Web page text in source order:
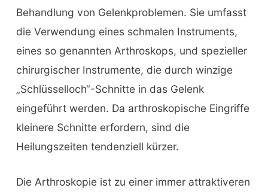
Behandlung von Gelenkproblemen. Sie umfasst
die Verwendung eines schmalen Instruments,
eines so genannten Arthroskops, und spezieller
chirurgischer Instrumente, die durch winzige
„Schlüsselloch“-Schnitte in das Gelenk
eingeführt werden. Da arthroskopische Eingriffe
kleinere Schnitte erfordern, sind die
Heilungszeiten tendenziell kürzer.
Die Arthroskopie ist zu einer immer attraktiveren